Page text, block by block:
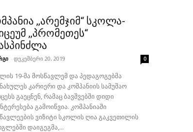
,,არემჯიმ“ სკოლა-
,,პრომეთეს“
- დეკემბერი 20, 2019 0
19-მა მოსწავლემ და პედაგოგებმა
კარიერი და კომპანიის სამუშაო
გაეცნენ, რამაც ბავშვებში დიდი
გამოიწვია. კომპანიაში
ვიზიტი სკოლის ღია გაკვეთილის
დაიგეგმა,...